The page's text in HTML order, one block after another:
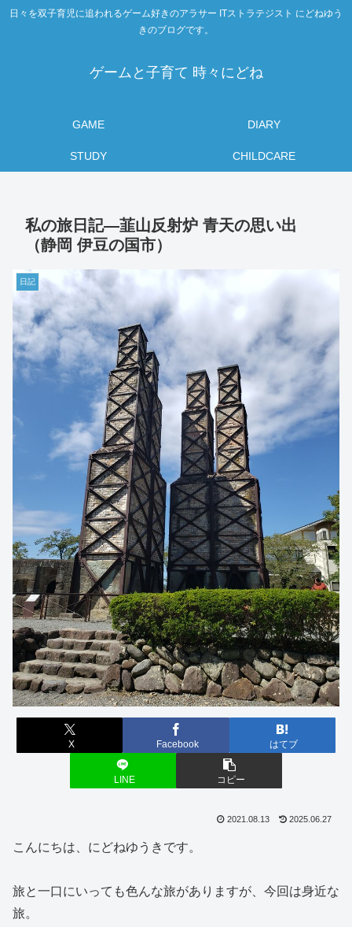
日々を双子育児に追われるゲーム好きのアラサー ITストラテジスト にどねゆう
きのブログです。
ゲームと子育て 時々にどね
GAME DIARY
STUDY CHILDCARE
私の旅日記―韮山反射炉 青天の思い出
（静岡 伊豆の国市）
日記
X Facebook はてブ
LINE コピー
2021.08.13 2025.06.27
こんにちは、にどねゆうきです。
旅と一口にいっても色んな旅がありますが、今回は身近な
旅。